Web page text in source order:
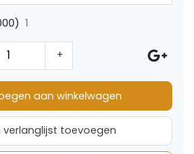
1
+
aan winkelwagen
verlanglijst toevoegen